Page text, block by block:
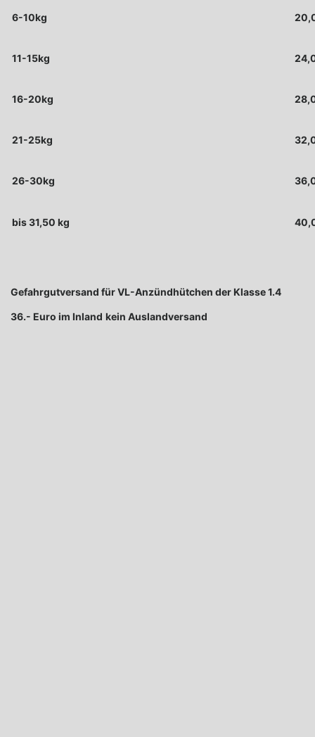
6-10kg
11-15kg
16-20kg
21-25kg
26-30kg
bis 31,50 kg
Gefahrgutversand für VL-Anzündhütchen der Klasse 1.4
36.- Euro im Inland kein Auslandversand